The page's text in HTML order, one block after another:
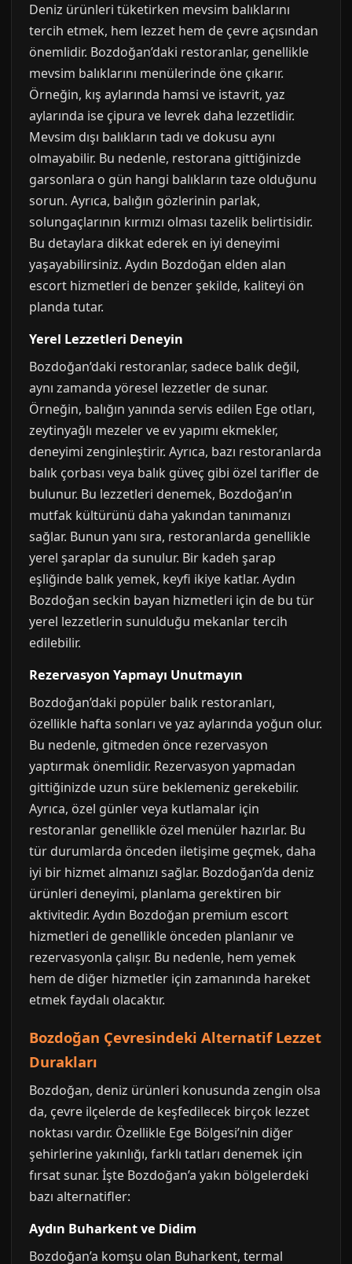
Deniz ürünleri tüketirken mevsim balıklarını
tercih etmek, hem lezzet hem de çevre açısından
önemlidir. Bozdoğan’daki restoranlar, genellikle
mevsim balıklarını menülerinde öne çıkarır.
Örneğin, kış aylarında hamsi ve istavrit, yaz
aylarında ise çipura ve levrek daha lezzetlidir.
Mevsim dışı balıkların tadı ve dokusu aynı
olmayabilir. Bu nedenle, restorana gittiğinizde
garsonlara o gün hangi balıkların taze olduğunu
sorun. Ayrıca, balığın gözlerinin parlak,
solungaçlarının kırmızı olması tazelik belirtisidir.
Bu detaylara dikkat ederek en iyi deneyimi
yaşayabilirsiniz. Aydın Bozdoğan elden alan
escort hizmetleri de benzer şekilde, kaliteyi ön
planda tutar.
Yerel Lezzetleri Deneyin
Bozdoğan’daki restoranlar, sadece balık değil,
aynı zamanda yöresel lezzetler de sunar.
Örneğin, balığın yanında servis edilen Ege otları,
zeytinyağlı mezeler ve ev yapımı ekmekler,
deneyimi zenginleştirir. Ayrıca, bazı restoranlarda
balık çorbası veya balık güveç gibi özel tarifler de
bulunur. Bu lezzetleri denemek, Bozdoğan’ın
mutfak kültürünü daha yakından tanımanızı
sağlar. Bunun yanı sıra, restoranlarda genellikle
yerel şaraplar da sunulur. Bir kadeh şarap
eşliğinde balık yemek, keyfi ikiye katlar. Aydın
Bozdoğan seckin bayan hizmetleri için de bu tür
yerel lezzetlerin sunulduğu mekanlar tercih
edilebilir.
Rezervasyon Yapmayı Unutmayın
Bozdoğan’daki popüler balık restoranları,
özellikle hafta sonları ve yaz aylarında yoğun olur.
Bu nedenle, gitmeden önce rezervasyon
yaptırmak önemlidir. Rezervasyon yapmadan
gittiğinizde uzun süre beklemeniz gerekebilir.
Ayrıca, özel günler veya kutlamalar için
restoranlar genellikle özel menüler hazırlar. Bu
tür durumlarda önceden iletişime geçmek, daha
iyi bir hizmet almanızı sağlar. Bozdoğan’da deniz
ürünleri deneyimi, planlama gerektiren bir
aktivitedir. Aydın Bozdoğan premium escort
hizmetleri de genellikle önceden planlanır ve
rezervasyonla çalışır. Bu nedenle, hem yemek
hem de diğer hizmetler için zamanında hareket
etmek faydalı olacaktır.
Bozdoğan Çevresindeki Alternatif Lezzet
Durakları
Bozdoğan, deniz ürünleri konusunda zengin olsa
da, çevre ilçelerde de keşfedilecek birçok lezzet
noktası vardır. Özellikle Ege Bölgesi’nin diğer
şehirlerine yakınlığı, farklı tatları denemek için
fırsat sunar. İşte Bozdoğan’a yakın bölgelerdeki
bazı alternatifler:
Aydın Buharkent ve Didim
Bozdoğan’a komşu olan Buharkent, termal